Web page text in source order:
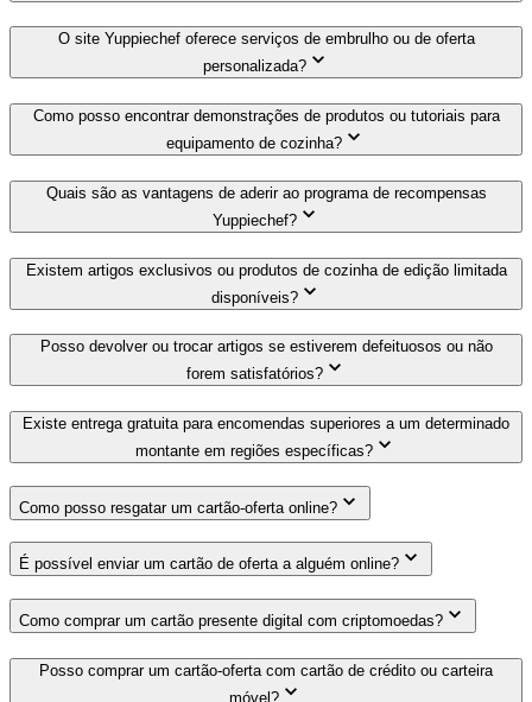
O site Yuppiechef oferece serviços de embrulho ou de oferta
personalizada?
Como posso encontrar demonstrações de produtos ou tutoriais para
equipamento de cozinha?
Quais são as vantagens de aderir ao programa de recompensas
Yuppiechef?
Existem artigos exclusivos ou produtos de cozinha de edição limitada
disponíveis?
Posso devolver ou trocar artigos se estiverem defeituosos ou não
forem satisfatórios?
Existe entrega gratuita para encomendas superiores a um determinado
montante em regiões específicas?
Como posso resgatar um cartão-oferta online?
É possível enviar um cartão de oferta a alguém online?
Como comprar um cartão presente digital com criptomoedas?
Posso comprar um cartão-oferta com cartão de crédito ou carteira
móvel?